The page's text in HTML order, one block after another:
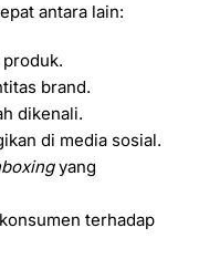
antara lain:
brand.
dikenali.
di media sosial.
yang
terhadap